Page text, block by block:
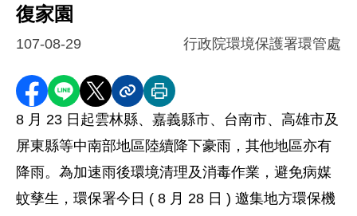
復家園
107-08-29 行政院環境保護署環管處
分享至 Facebook
分享到 LINE
分享到 X分享內容連結
列印本頁
8 月 23 日起雲林縣、嘉義縣市、台南市、高雄市及
屏東縣等中南部地區陸續降下豪雨，其他地區亦有
降雨。為加速雨後環境清理及消毒作業，避免病媒
蚊孳生，環保署今日 ( 8 月 28 日 ) 邀集地方環保機